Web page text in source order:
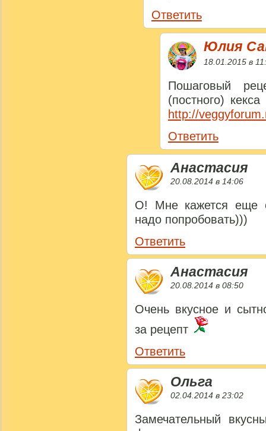
Ответить
Юлия
18.01.2015 в
Пошаговый
(постного)
http://
Ответить
Анастасия
20.08.2014 в 14:06
О! Мне кажется еще
надо попробовать)))
Ответить
Анастасия
20.08.2014 в 08:50
Очень вкусное и
за рецепт
Ответить
Ольга
02.04.2014 в 23:02
Замечательный